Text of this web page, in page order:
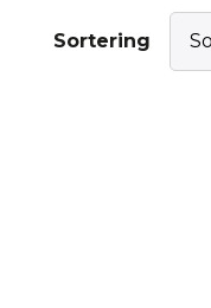
Sortering